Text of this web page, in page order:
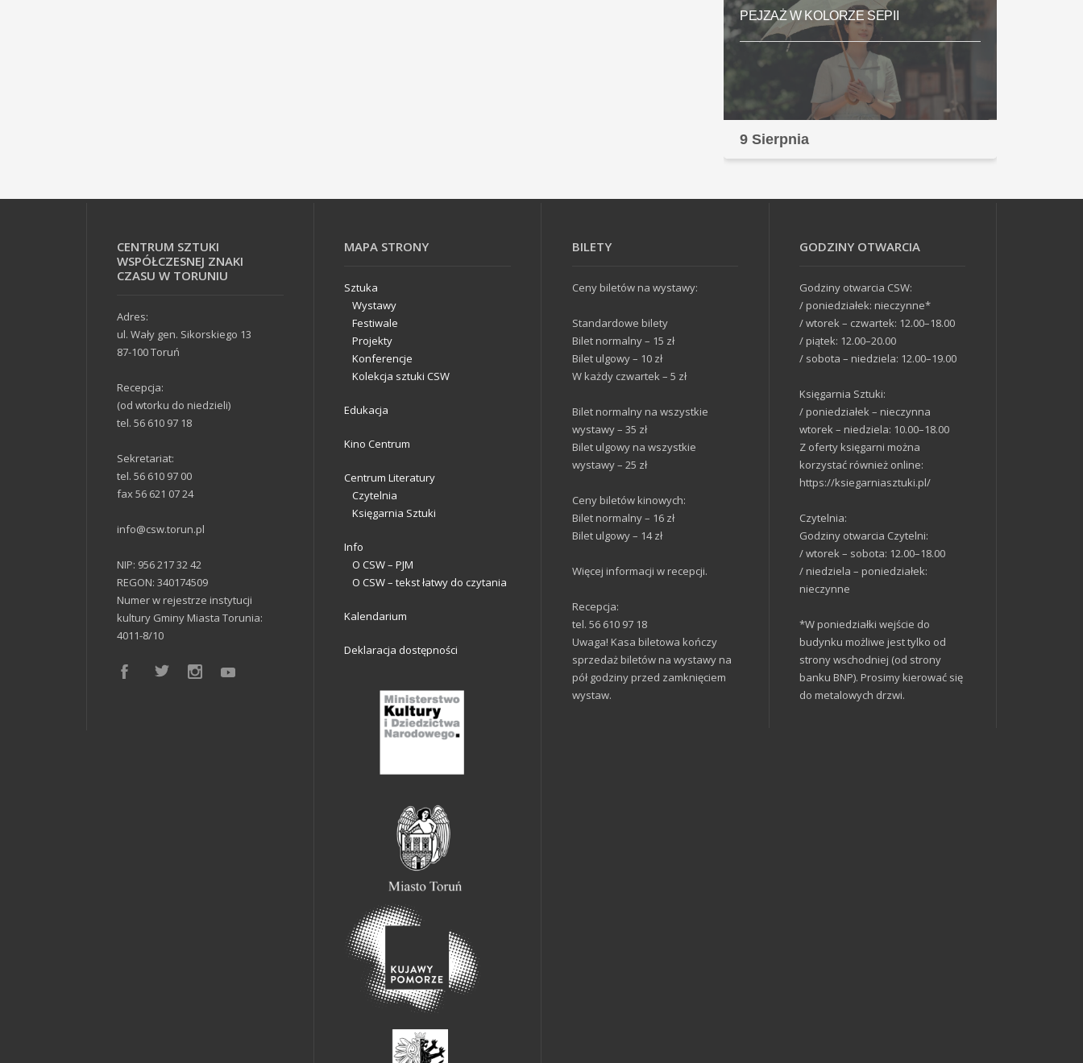
PEJZAŻ W KOLORZE SEPII
9 Sierpnia
CENTRUM SZTUKI
WSPÓŁCZESNEJ ZNAKI
CZASU W TORUNIU
Adres:
ul. Wały gen. Sikorskiego 13
87-100 Toruń
Recepcja:
(od wtorku do niedzieli)
tel. 56 610 97 18
Sekretariat:
tel. 56 610 97 00
fax 56 621 07 24
info@csw.torun.pl
NIP: 956 217 32 42
REGON: 340174509
Numer w rejestrze instytucji
kultury Gminy Miasta Torunia:
4011-8/10
MAPA STRONY
Sztuka
Wystawy
Festiwale
Projekty
Konferencje
Kolekcja sztuki CSW
Edukacja
Kino Centrum
Centrum Literatury
Czytelnia
Księgarnia Sztuki
Info
O CSW – PJM
O CSW – tekst łatwy do czytania
Kalendarium
Deklaracja dostępności
BILETY
Ceny biletów na wystawy:
Standardowe bilety
Bilet normalny – 15 zł
Bilet ulgowy – 10 zł
W każdy czwartek – 5 zł
Bilet normalny na wszystkie
wystawy – 35 zł
Bilet ulgowy na wszystkie
wystawy – 25 zł
Ceny biletów kinowych:
Bilet normalny – 16 zł
Bilet ulgowy – 14 zł
Więcej informacji w recepcji.
Recepcja:
tel. 56 610 97 18
Uwaga! Kasa biletowa kończy
sprzedaż biletów na wystawy na
pół godziny przed zamknięciem
wystaw.
GODZINY OTWARCIA
Godziny otwarcia CSW:
/ poniedziałek: nieczynne*
/ wtorek – czwartek: 12.00–18.00
/ piątek: 12.00–20.00
/ sobota – niedziela: 12.00–19.00
Księgarnia Sztuki:
/ poniedziałek – nieczynna
wtorek – niedziela: 10.00–18.00
Z oferty księgarni można
korzystać również online:
https://ksiegarniasztuki.pl/
Czytelnia:
Godziny otwarcia Czytelni:
/ wtorek – sobota: 12.00–18.00
/ niedziela – poniedziałek:
nieczynne
*W poniedziałki wejście do
budynku możliwe jest tylko od
strony wschodniej (od strony
banku BNP). Prosimy kierować się
do metalowych drzwi.